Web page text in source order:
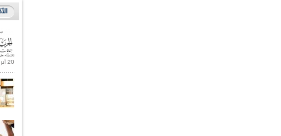
20 أبريل 2021 |